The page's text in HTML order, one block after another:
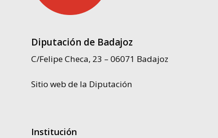
Diputación de Badajoz
C/Felipe Checa, 23 – 06071 Badajoz
Sitio web de la Diputación
Institución